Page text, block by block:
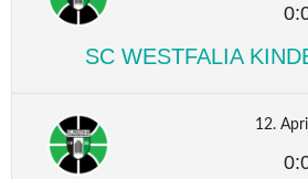
SC WESTFALIA
12.